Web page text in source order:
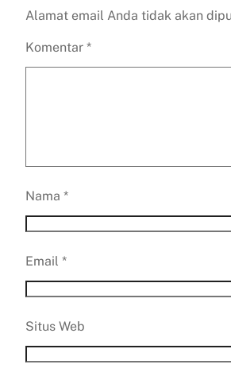
Alamat email Anda tidak akan
Komentar *
Nama *
Email *
Situs Web